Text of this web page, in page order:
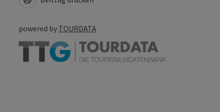
powered by TOURDATA